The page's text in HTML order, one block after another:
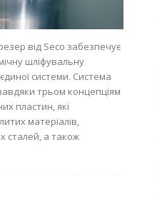
від Seco забезпечує
шліфувальну
системи. Система
завдяки трьом концепціям
пластин, які
матеріалів,
сталей, а також